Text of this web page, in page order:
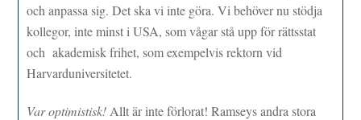
och anpassa sig. Det ska vi inte göra. Vi behöver nu stödja
kollegor, inte minst i USA, som vågar stå upp för rättsstat
och akademisk frihet, som exempelvis rektorn vid
Harvarduniversitetet.
Var optimistisk! Allt är inte förlorat! Ramseys andra stora